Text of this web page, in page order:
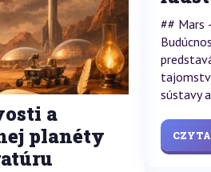
a
planéty
## Mars
sústavy